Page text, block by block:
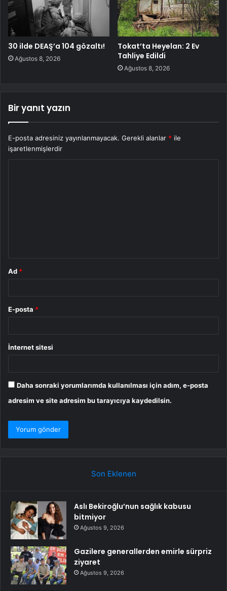
30 ilde DEAŞ’a 104 gözaltı!
Ağustos 8, 2026
Tokat’ta Heyelan: 2 Ev
Tahliye Edildi
Ağustos 8, 2026
Bir yanıt yazın
E-posta adresiniz yayınlanmayacak. Gerekli alanlar * ile
işaretlenmişlerdir
Ad *
E-posta *
İnternet sitesi
Daha sonraki yorumlarımda kullanılması için adım, e-posta
adresim ve site adresim bu tarayıcıya kaydedilsin.
Son Eklenen
Aslı Bekiroğlu’nun sağlık kabusu
bitmiyor
Ağustos 9, 2026
Gazilere generallerden emirle sürpriz
ziyaret
Ağustos 9, 2026